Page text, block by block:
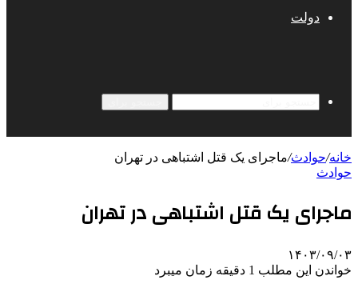
دولت
خانه/حوادث/ماجرای یک قتل اشتباهی در تهران
حوادث
ماجرای یک قتل اشتباهی در تهران
۱۴۰۳/۰۹/۰۳
خواندن این مطلب 1 دقیقه زمان میبرد